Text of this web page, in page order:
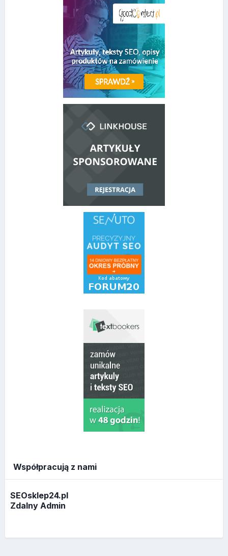
Współpracują z nami
SEOsklep24.pl
Zdalny Admin